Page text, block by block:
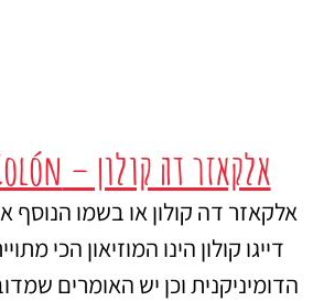
אלקאזר דה קולון – Alcázar de Colón
אלקאזר דה קולון או בשמו הנוסף
דייגו קולון הינו המוזיאון הכי
הדומיניקנית וכן יש האומרים